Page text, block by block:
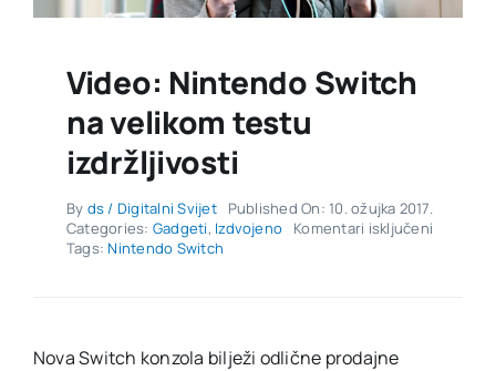
Video: Nintendo Switch
na velikom testu
izdržljivosti
By ds / Digitalni Svijet
Published On: 10. ožujka 2017.
Categories: Gadgeti, Izdvojeno Komentari isključeni
Tags:Nintendo Switch
Nova Switch konzola bilježi odlične prodajne